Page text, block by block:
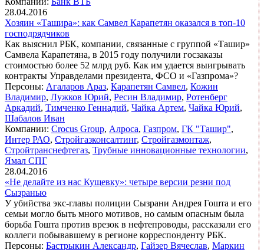
28.04.2016
Хозяин «Ташира»: как Самвел Карапетян оказался в топ-10
господрядчиков
Как выяснил РБК, компании, связанные с группой «Ташир»
Самвела Карапетяна, в 2015 году получили госзаказы
стоимостью более 52 млрд руб. Как им удается выигрывать
контракты Управделами президента, ФСО и «Газпрома»?
Персоны: Агаларов Араз, Карапетян Самвел, Кожин
Владимир, Лужков Юрий, Ресин Владимир, Ротенберг
Аркадий, Тимченко Геннадий, Чайка Артем, Чайка Юрий,
Шабалов Иван
Компании: Crocus Group, Алроса, Газпром, ГК "Ташир",
Интер РАО, Стройгазконсалтинг, Стройгазмонтаж,
Стройтранснефтегаз, Трубные инновационные технологии,
Ямал СПГ
28.04.2016
«Не делайте из нас Кущевку»: четыре версии резни под
Сызранью
У убийства экс-главы полиции Сызрани Андрея Гошта и его
семьи могло быть много мотивов, но самым опасным была
борьба Гошта против врезок в нефтепроводы, рассказали его
коллеги побывавшему в регионе корреспонденту РБК.
Персоны: Бастрыкин Александр, Гайзер Вячеслав, Маркин